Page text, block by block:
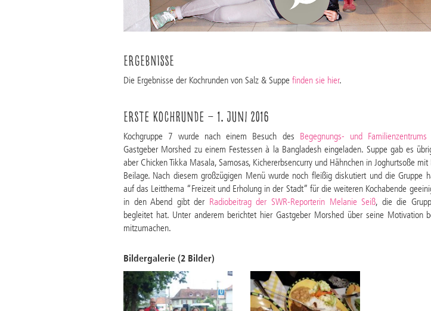
Ergebnisse
Die Ergebnisse der Kochrunden von Salz & Suppe finden sie hier.
Erste Kochrunde – 1. Juni 2016
Kochgruppe 7 wurde nach einem Besuch des Begegnungs- und Familienzentrums
Gastgeber Morshed zu einem Festessen à la Bangladesh eingeladen. Suppe gab es
aber Chicken Tikka Masala, Samosas, Kichererbsencurry und Hähnchen in Joghurtsoße mit
Beilage. Nach diesem großzügigen Menü wurde noch fleißig diskutiert und die Gruppe
auf das Leitthema “Freizeit und Erholung in der Stadt” für die weiteren Kochabende
in den Abend gibt der Radiobeitrag der SWR-Reporterin Melanie Seiß, die die
begleitet hat. Unter anderem berichtet hier Gastgeber Morshed über seine Motivation
mitzumachen.
Bildergalerie (2 Bilder)